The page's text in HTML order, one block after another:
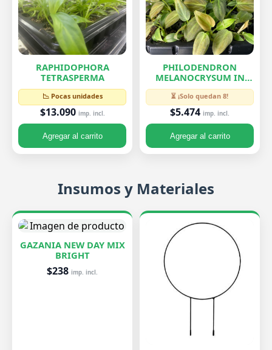
RAPHIDOPHORA
TETRASPERMA
📉 Pocas unidades
$13.090 imp. incl.
Agregar al carrito
PHILODENDRON
MELANOCRYSUM IN
VITRO
⏳ ¡Solo quedan 8!
$5.474 imp. incl.
Agregar al carrito
Insumos y Materiales
GAZANIA NEW DAY MIX
BRIGHT
$238 imp. incl.